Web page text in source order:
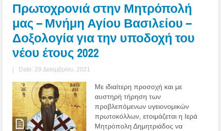
Πρωτοχρονιά στην Μητρόπολή
μας – Μνήμη Αγίου Βασιλείου –
Δοξολογία για την υποδοχή του
νέου έτους 2022
| Date: 29 Δεκεμβρίου, 2021
Με ιδιαίτερη προσοχή και με
αυστηρή τήρηση των
προβλεπόμενων υγειονομικών
πρωτοκόλλων, ετοιμάζεται η Ιερά
Μητρόπολη Δημητριάδος να